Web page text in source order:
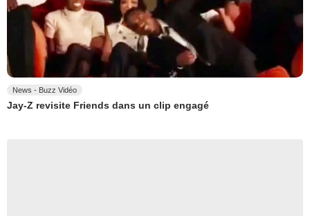
News - Buzz Vidéo
Jay-Z revisite Friends dans un clip engagé